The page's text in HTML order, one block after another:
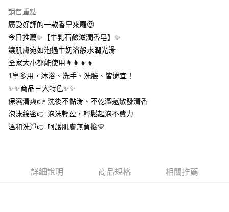
３．收到繳費通知簡訊後14天內，點擊此簡訊中的連結，可透過四大超商／
ATM／網路銀行／等多元方式進行付款，方視為交易完成。
※ 請注意：結帳手續完成當下不需立刻繳費，但若您需要取消訂單，請聯絡
購買商品的店家。未經商家同意取消之訂單仍視為有效，需透過AFTEE先享
後付繳納相關費用。
※ 交易是否成功請以「AFTEE先享後付 」之結帳頁面顯示為準，若有關於
客戶支援中心」 https://netprotections.freshdesk.com/support/home
【注意事項】
１．透過由恩沛科技股份有限公司提供之「AFTEE先享後付」服務完成之交
易，需依本服務之必要範圍內提供個人資料，並將交易相關給付款項請求債
權轉讓予恩沛科技股份有限公司。
每筆NT$60，滿NT$399(含以上)免運費
7-11取貨付款
每筆NT$60，滿NT$399(含以上)免運費
付款後7-11取貨
每筆NT$60，滿NT$399(含以上)免運費
宅配
每筆NT$65，滿NT$99(含以上)免運費
銷售重點
廣受好評的一款香皂來囉😍
今日推薦✨【牛乳石鹼滋潤香皂】✨
讓肌膚宛如泡過牛奶浴般水潤光滑
全家大小都能使用👩‍👩‍👦‍👦
1皂多用，沐浴、洗手、洗臉、皆適宜！
✨✨商品三大特色✨✨
保濕清爽👉 洗後不黏滑、不乾澀還散發清香
泡沫綿密👉 泡沫輕盈，輕鬆起泡不費力
溫和洗淨👉 呵護肌膚無負擔💙
詳細說明 商品規格 相關推薦